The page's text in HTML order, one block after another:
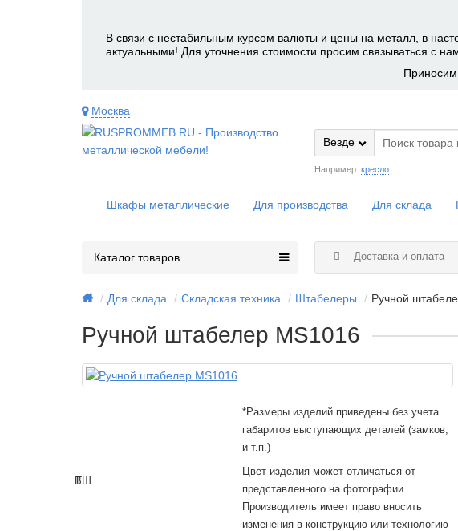
В связи с нестабильным курсом валюты и цены на металл, в
актуальными! Для уточнения стоимости просим связываться с
Приносим
Москва
Везде
Например: кресло
Шкафы металлические Для производства Для склада
Доставка и оплата
Каталог товаров
Для склада Складская техника Штабелеры Ручной
Ручной штабелер MS1016
Ш
В
Г
*Размеры изделий приведены без учета
габаритов выступающих деталей (замков,
и т.п.)
Цвет изделия может отличаться от
представленного на фотографии.
Производитель имеет право вносить
изменения в конструкцию или технологию